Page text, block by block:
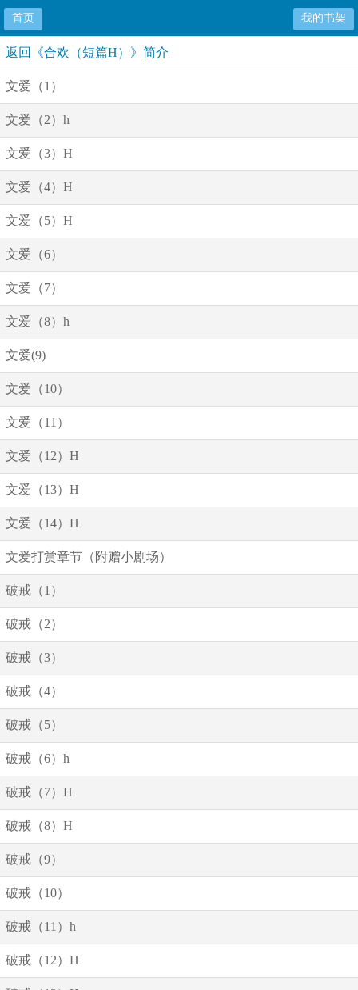
首页 我的书架
返回《合欢（短篇H）》简介
文爱（1）
文爱（2）h
文爱（3）H
文爱（4）H
文爱（5）H
文爱（6）
文爱（7）
文爱（8）h
文爱(9)
文爱（10）
文爱（11）
文爱（12）H
文爱（13）H
文爱（14）H
文爱打赏章节（附赠小剧场）
破戒（1）
破戒（2）
破戒（3）
破戒（4）
破戒（5）
破戒（6）h
破戒（7）H
破戒（8）H
破戒（9）
破戒（10）
破戒（11）h
破戒（12）H